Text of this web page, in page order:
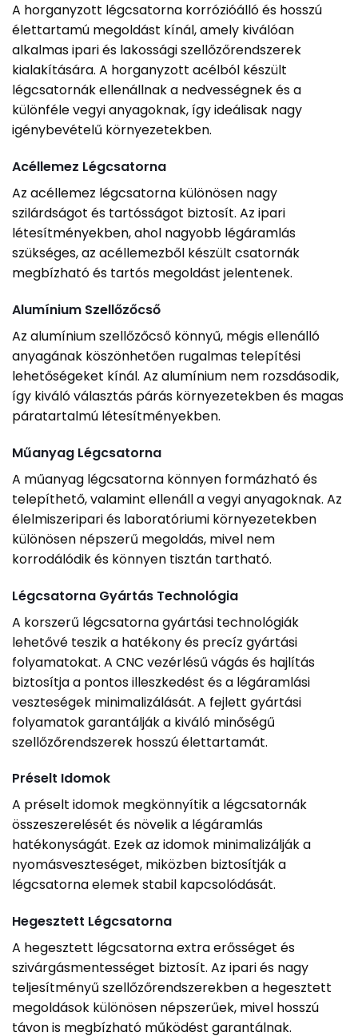
A horganyzott légcsatorna korrózióálló és hosszú
élettartamú megoldást kínál, amely kiválóan
alkalmas ipari és lakossági szellőzőrendszerek
kialakítására. A horganyzott acélból készült
légcsatornák ellenállnak a nedvességnek és a
különféle vegyi anyagoknak, így ideálisak nagy
igénybevételű környezetekben.
Acéllemez Légcsatorna
Az acéllemez légcsatorna különösen nagy
szilárdságot és tartósságot biztosít. Az ipari
létesítményekben, ahol nagyobb légáramlás
szükséges, az acéllemezből készült csatornák
megbízható és tartós megoldást jelentenek.
Alumínium Szellőzőcső
Az alumínium szellőzőcső könnyű, mégis ellenálló
anyagának köszönhetően rugalmas telepítési
lehetőségeket kínál. Az alumínium nem rozsdásodik,
így kiváló választás párás környezetekben és magas
páratartalmú létesítményekben.
Műanyag Légcsatorna
A műanyag légcsatorna könnyen formázható és
telepíthető, valamint ellenáll a vegyi anyagoknak. Az
élelmiszeripari és laboratóriumi környezetekben
különösen népszerű megoldás, mivel nem
korrodálódik és könnyen tisztán tartható.
Légcsatorna Gyártás Technológia
A korszerű légcsatorna gyártási technológiák
lehetővé teszik a hatékony és precíz gyártási
folyamatokat. A CNC vezérlésű vágás és hajlítás
biztosítja a pontos illeszkedést és a légáramlási
veszteségek minimalizálását. A fejlett gyártási
folyamatok garantálják a kiváló minőségű
szellőzőrendszerek hosszú élettartamát.
Préselt Idomok
A préselt idomok megkönnyítik a légcsatornák
összeszerelését és növelik a légáramlás
hatékonyságát. Ezek az idomok minimalizálják a
nyomásveszteséget, miközben biztosítják a
légcsatorna elemek stabil kapcsolódását.
Hegesztett Légcsatorna
A hegesztett légcsatorna extra erősséget és
szivárgásmentességet biztosít. Az ipari és nagy
teljesítményű szellőzőrendszerekben a hegesztett
megoldások különösen népszerűek, mivel hosszú
távon is megbízható működést garantálnak.